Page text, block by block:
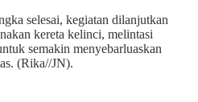
selesai, kegiatan dilanjutkan
kereta kelinci, melintasi
semakin menyebarluaskan
(Rika//JN).